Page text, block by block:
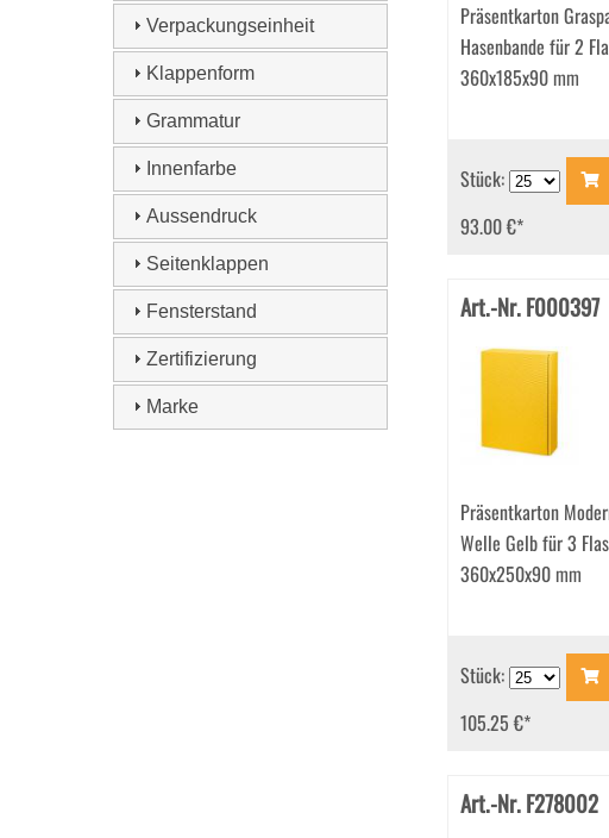
Holzklammer (5)
Karten (680)
Klappkarten (1249)
Kuvertierhüllen (26)
Luftpolstertaschen (9)
Papier (92)
(51)
Präsentkorb (10)
Seidenfutterhüllen
(280)
Versandtaschen (128)
Verpackungseinheit
Klappenform
Grammatur
Innenfarbe
Aussendruck
Seitenklappen
Fensterstand
Zertifizierung
Marke
Präsentkarton
Hasenbande für 2
360x185x90 mm
Stück:
93.00 €*
Art.-Nr. F000397
Präsentkarton
Welle Gelb für 3
360x250x90 mm
Stück:
105.25 €*
Art.-Nr. F278002